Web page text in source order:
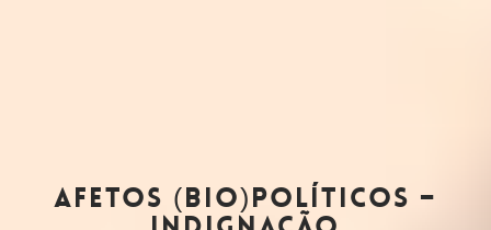
Afetos (bio)Políticos –